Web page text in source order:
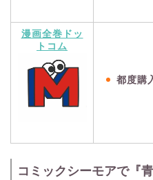
漫画全巻ドッ
トコム
都度購
コミックシーモアで『